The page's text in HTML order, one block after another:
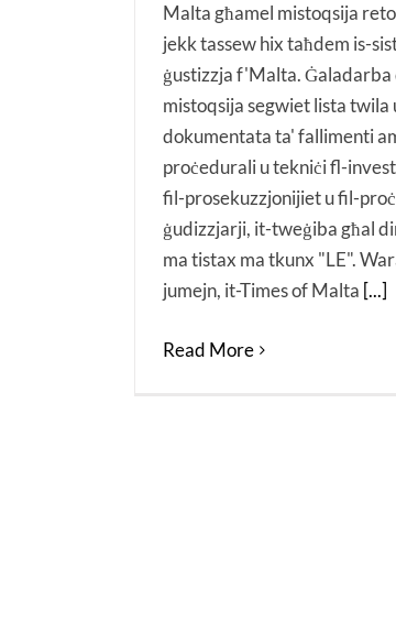
Malta għamel mistoqsija
jekk tassew hix taħdem is-
ġustizzja f'Malta. Ġaladarba
mistoqsija segwiet lista twila
dokumentata ta' fallimenti
proċedurali u tekniċi fl-
fil-prosekuzzjonijiet u fil-
ġudizzjarji, it-tweġiba għal
ma tistax ma tkunx "LE".
jumejn, it-Times of Malta [...]
Read More